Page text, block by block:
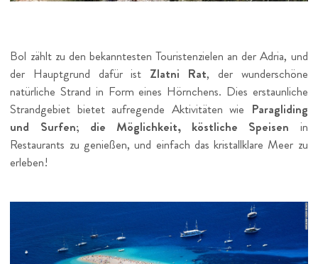
Bol zählt zu den bekanntesten Touristenzielen an der Adria, und
der Hauptgrund dafür ist Zlatni Rat, der wunderschöne
natürliche Strand in Form eines Hörnchens. Dies erstaunliche
Strandgebiet bietet aufregende Aktivitäten wie Paragliding
und Surfen; die Möglichkeit, köstliche Speisen in
Restaurants zu genießen, und einfach das kristallklare Meer zu
erleben!